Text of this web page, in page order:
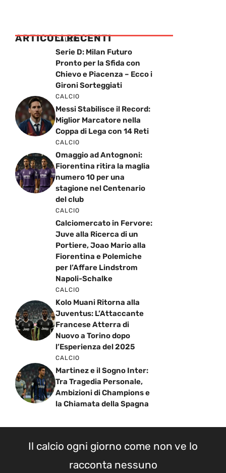
ARTICOLI RECENTI
CALCIO
Serie D: Milan Futuro
Pronto per la Sfida con
Chievo e Piacenza – Ecco i
Gironi Sorteggiati
CALCIO
Messi Stabilisce il Record:
Miglior Marcatore nella
Coppa di Lega con 14 Reti
CALCIO
Omaggio ad Antognoni:
Fiorentina ritira la maglia
numero 10 per una
stagione nel Centenario
del club
CALCIO
Calciomercato in Fervore:
Juve alla Ricerca di un
Portiere, Joao Mario alla
Fiorentina e Polemiche
per l’Affare Lindstrom
Napoli-Schalke
CALCIO
Kolo Muani Ritorna alla
Juventus: L’Attaccante
Francese Atterra di
Nuovo a Torino dopo
l’Esperienza del 2025
CALCIO
Martinez e il Sogno Inter:
Tra Tragedia Personale,
Ambizioni di Champions e
la Chiamata della Spagna
Il calcio ogni giorno come non ve lo
racconta nessuno